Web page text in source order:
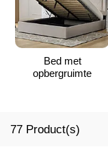
Bed met
opbergruimte
77 Product(s)